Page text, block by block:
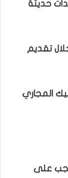
حديثة
تقديم
المجاري
يجب على